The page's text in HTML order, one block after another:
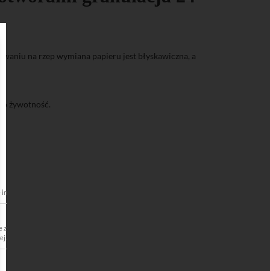
na rzep wymiana papieru jest błyskawiczna, a
żywotność.
Serwisu. Umożliwiają korzystanie z podstawowych funkcji strony internetowej
strony. Pliki gromadzą informacje o sposobie korzystania ze strony internetowej
te nie rejestrują konkretnych danych osobowych Usługobiorcy, lecz służą do